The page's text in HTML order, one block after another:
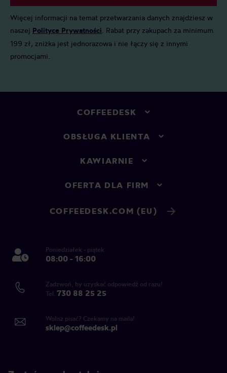
Więcej informacji na temat przetwarzania danych znajdziesz w
naszej Polityce Prywatności . Rabat przy zakupach za minimum
199 zł, zniżka jest jednorazowa i nie łączy się z innymi
promocjami.
COFFEEDESK
OBSŁUGA KLIENTA
KAWIARNIE
OFERTA DLA FIRM
COFFEEDESK.COM (EU)
Poniedziałek - piątek
08:00 - 16:00
Zadzwoń, by uzyskać odpowiedź od razu!
Tel. 730 88 25 25
Wolisz pisać? Czekamy na maila!
sklep@coffeedesk.pl